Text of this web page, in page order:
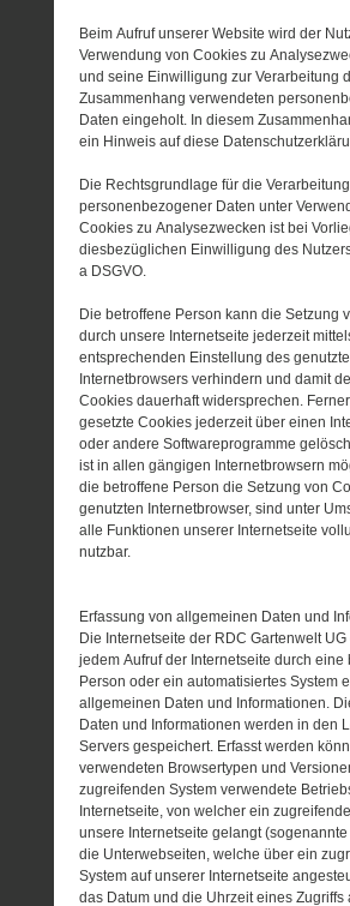
Beim Aufruf unserer Website wird der
Verwendung von Cookies zu
und seine Einwilligung zur Verarbeitung
Zusammenhang verwendeten
Daten eingeholt. In diesem
ein Hinweis auf diese
Die Rechtsgrundlage für die Verarbeitung
personenbezogener Daten unter
Cookies zu Analysezwecken ist bei
diesbezüglichen Einwilligung des
a DSGVO.
Die betroffene Person kann die Setzung
durch unsere Internetseite jederzeit
entsprechenden Einstellung des
Internetbrowsers verhindern und damit
Cookies dauerhaft widersprechen.
gesetzte Cookies jederzeit über einen
oder andere Softwareprogramme
ist in allen gängigen Internetbrowsern
die betroffene Person die Setzung von
genutzten Internetbrowser, sind unter
alle Funktionen unserer Internetseite
nutzbar.
Erfassung von allgemeinen Daten und
Die Internetseite der RDC Gartenwelt UG
jedem Aufruf der Internetseite durch eine
Person oder ein automatisiertes System
allgemeinen Daten und Informationen.
Daten und Informationen werden in den
Servers gespeichert. Erfasst werden
verwendeten Browsertypen und
zugreifenden System verwendete
Internetseite, von welcher ein
unsere Internetseite gelangt
die Unterwebseiten, welche über ein
System auf unserer Internetseite
das Datum und die Uhrzeit eines Zugriffs